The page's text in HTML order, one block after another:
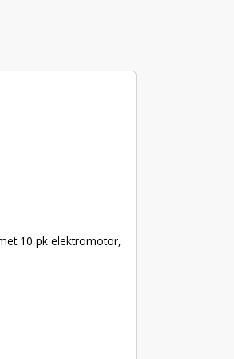
10 pk elektromotor,